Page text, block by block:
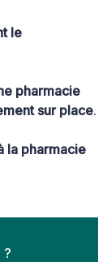
le
pharmacie
sur place.
la pharmacie
?